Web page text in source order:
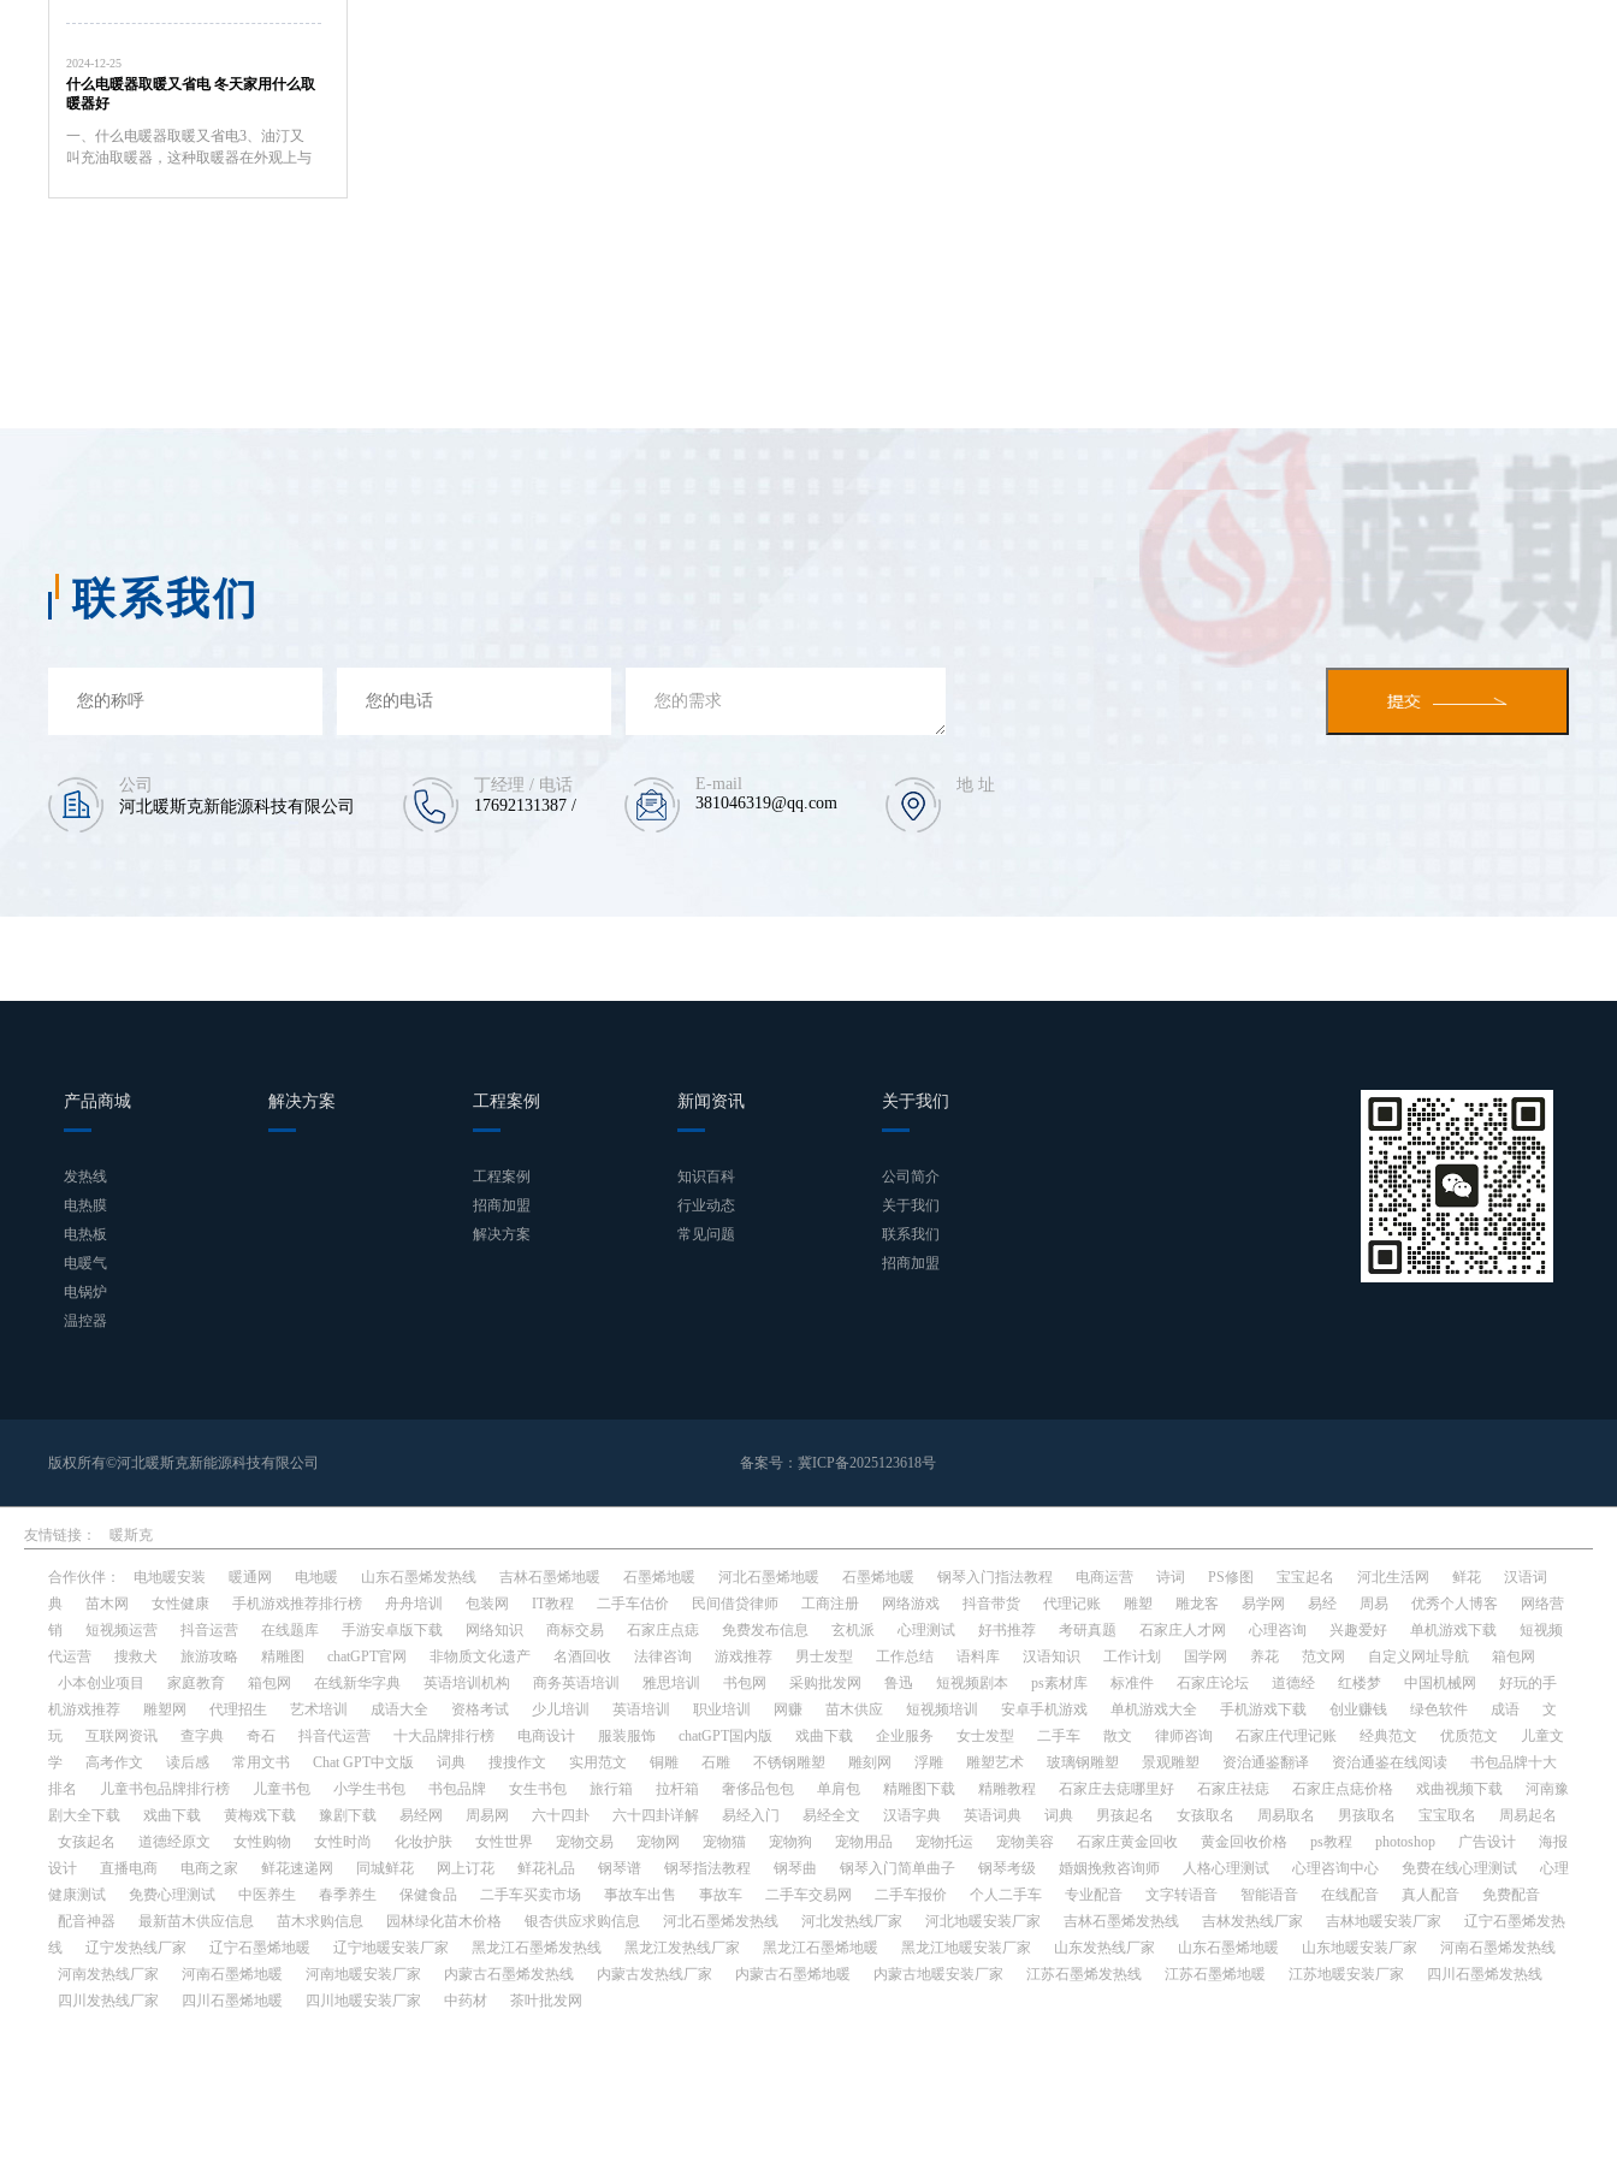
电暖器。对于儿童电暖桌的挑选技巧的
有帮助的。
2024-12-25
什么电暖器取暖又省电 冬天家用什么取
暖器好
一、什么电暖器取暖又省电3、油汀又
叫充油取暖器，这种取暖器在外观上与
烘烤的*取暖，主要通过加热叶片而使
联系我们
公司
河北暖斯克新能源科技有限公司
丁经理 / 电话
17692131387 /
E-mail
381046319@qq.com
地 址
产品商城
发热线
电热膜
电热板
电暖气
电锅炉
温控器
解决方案 工程案例
工程案例
招商加盟
解决方案
新闻资讯
知识百科
行业动态
常见问题
关于我们
公司简介
关于我们
联系我们
招商加盟
版权所有©河北暖斯克新能源科技有限公司 备案号：冀ICP备2025123618号
友情链接： 暖斯克
合作伙伴： 电地暖安装 暖通网 电地暖 山东石墨烯发热线 吉林石墨烯地暖 石墨烯地暖 河北石墨烯地暖 石墨烯地暖 钢琴入门指法教程 电商运营 诗词 PS修图 宝宝起名 河北生活网 鲜花
汉语词
典
苗木网 女性健康 手机游戏推荐排行榜 舟舟培训 包装网 IT教程 二手车估价 民间借贷律师 工商注册 网络游戏 抖音带货 代理记账 雕塑 雕龙客 易学网 易经 周易 优秀个人博客
网络营
销
短视频运营 抖音运营 在线题库 手游安卓版下载 网络知识 商标交易 石家庄点痣 免费发布信息 玄机派 心理测试 好书推荐 考研真题 石家庄人才网 心理咨询 兴趣爱好 单机游戏下载
短视频
代运营
搜救犬 旅游攻略 精雕图 chatGPT官网 非物质文化遗产 名酒回收 法律咨询 游戏推荐 男士发型 工作总结 语料库 汉语知识 工作计划 国学网 养花 范文网 自定义网址导航
箱包网
小本创业项目
家庭教育 箱包网 在线新华字典 英语培训机构 商务英语培训 雅思培训 书包网 采购批发网 鲁迅 短视频剧本 ps素材库 标准件 石家庄论坛 道德经 红楼梦 中国机械网
好玩的手
机游戏推荐
雕塑网 代理招生 艺术培训 成语大全 资格考试 少儿培训 英语培训 职业培训 网赚 苗木供应 短视频培训 安卓手机游戏 单机游戏大全 手机游戏下载 创业赚钱 绿色软件 成语
文
玩
互联网资讯 查字典 奇石 抖音代运营 十大品牌排行榜 电商设计 服装服饰 chatGPT国内版 戏曲下载 企业服务 女士发型 二手车 散文 律师咨询 石家庄代理记账 经典范文 优质范文
儿童文
学
高考作文 读后感 常用文书 Chat GPT中文版 词典 搜搜作文 实用范文 铜雕 石雕 不锈钢雕塑 雕刻网 浮雕 雕塑艺术 玻璃钢雕塑 景观雕塑 资治通鉴翻译 资治通鉴在线阅读
书包品牌十大
排名
儿童书包品牌排行榜 儿童书包 小学生书包 书包品牌 女生书包 旅行箱 拉杆箱 奢侈品包包 单肩包 精雕图下载 精雕教程 石家庄去痣哪里好 石家庄祛痣 石家庄点痣价格 戏曲视频下载
河南豫
剧大全下载
戏曲下载 黄梅戏下载 豫剧下载 易经网 周易网 六十四卦 六十四卦详解 易经入门 易经全文 汉语字典 英语词典 词典 男孩起名 女孩取名 周易取名 男孩取名 宝宝取名
周易起名
女孩起名
道德经原文 女性购物 女性时尚 化妆护肤 女性世界 宠物交易 宠物网 宠物猫 宠物狗 宠物用品 宠物托运 宠物美容 石家庄黄金回收 黄金回收价格 ps教程 photoshop 广告设计
海报
设计
直播电商 电商之家 鲜花速递网 同城鲜花 网上订花 鲜花礼品 钢琴谱 钢琴指法教程 钢琴曲 钢琴入门简单曲子 钢琴考级 婚姻挽救咨询师 人格心理测试 心理咨询中心 免费在线心理测试
心理
健康测试
免费心理测试 中医养生 春季养生 保健食品 二手车买卖市场 事故车出售 事故车 二手车交易网 二手车报价 个人二手车 专业配音 文字转语音 智能语音 在线配音 真人配音
免费配音
配音神器
最新苗木供应信息 苗木求购信息 园林绿化苗木价格 银杏供应求购信息 河北石墨烯发热线 河北发热线厂家 河北地暖安装厂家 吉林石墨烯发热线 吉林发热线厂家 吉林地暖安装厂家
辽宁石墨烯发热
线
辽宁发热线厂家 辽宁石墨烯地暖 辽宁地暖安装厂家 黑龙江石墨烯发热线 黑龙江发热线厂家 黑龙江石墨烯地暖 黑龙江地暖安装厂家 山东发热线厂家 山东石墨烯地暖 山东地暖安装厂家
河南石墨烯发热线
河南发热线厂家
河南石墨烯地暖 河南地暖安装厂家 内蒙古石墨烯发热线 内蒙古发热线厂家 内蒙古石墨烯地暖 内蒙古地暖安装厂家 江苏石墨烯发热线 江苏石墨烯地暖 江苏地暖安装厂家
四川石墨烯发热线
四川发热线厂家
四川石墨烯地暖 四川地暖安装厂家 中药材 茶叶批发网